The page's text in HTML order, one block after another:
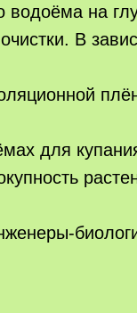
водоёма на
В
для